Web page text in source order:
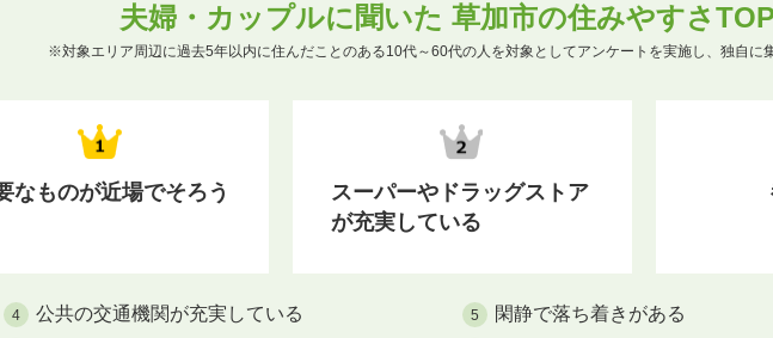
夫婦・カップルに聞いた 草加市の住みやすさ
※対象エリア周辺に過去5年以内に住んだことのある10代～60代の人を対象としてアンケートを実施し、独自に
なものが近場でそろう
スーパーやドラッグストア
が充実している
4 公共の交通機関が充実している 5 閑静で落ち着きがある